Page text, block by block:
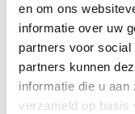
en om ons
informatie over uw
partners voor
partners kunnen
informatie die u
verzameld op basis
Maatvoering
300x130x180 cm
Maatvoering
450x175x240 cm